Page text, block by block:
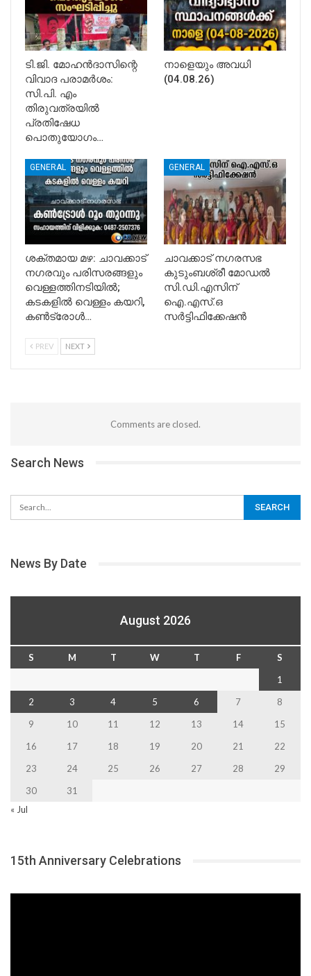
ടി.ജി. മോഹൻദാസിന്റെ
വിവാദ പരാമർശം:
സി.പി. എം
തിരുവത്രയിൽ
പ്രതിഷേധ
പൊതുയോഗം…
നാളെയും അവധി
(04.08.26)
GENERAL
ശക്തമായ മഴ: ചാവക്കാട്
നഗരവും പരിസരങ്ങളും
വെള്ളത്തിനടിയിൽ;
കടകളിൽ വെള്ളം കയറി,
കൺട്രോൾ…
GENERAL
ചാവക്കാട് നഗരസഭ
കുടുംബശ്രീ മോഡൽ
സി.ഡി.എസിന്
ഐ.എസ്.ഒ
സർട്ടിഫിക്കേഷൻ
PREV NEXT
Comments are closed.
Search News
News By Date
August 2026
S M T W T F
S
1
2
3 4 5 6 7
8
9
10 11 12 13 14
15
16
17 18 19 20 21
22
23
24 25 26 27 28
29
30
31
« Jul
15th Anniversary Celebrations